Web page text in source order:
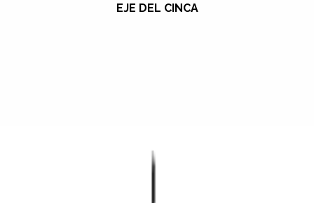
EJE DEL CINCA